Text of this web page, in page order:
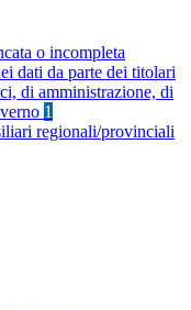
o incompleta
dati da parte dei titolari
di amministrazione, di
1
regionali/provinciali